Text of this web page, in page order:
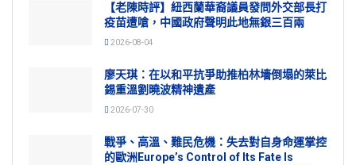
【老陳時評】紐西蘭華裔議員發問外交部長打
疫苗遭嗆，中國政府聲明此地無銀三百兩
2026-08-04
廖天琪：在以和平抗爭助推柏林墻倒塌的萊比
錫重溫劉曉波精神遺產
2026-07-30
戰爭、高溫、難民危機：失去對自身命運掌控
的歐洲Europe’s Control of Its Fate Is